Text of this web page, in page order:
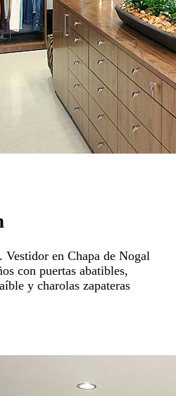
en Chapa de Nogal
con puertas abatibles,
y charolas zapateras